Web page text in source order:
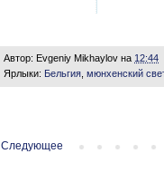
Автор: Evgeniy Mikhaylov на 12:44
Ярлыки: Бельгия мюнхенский
Следующее